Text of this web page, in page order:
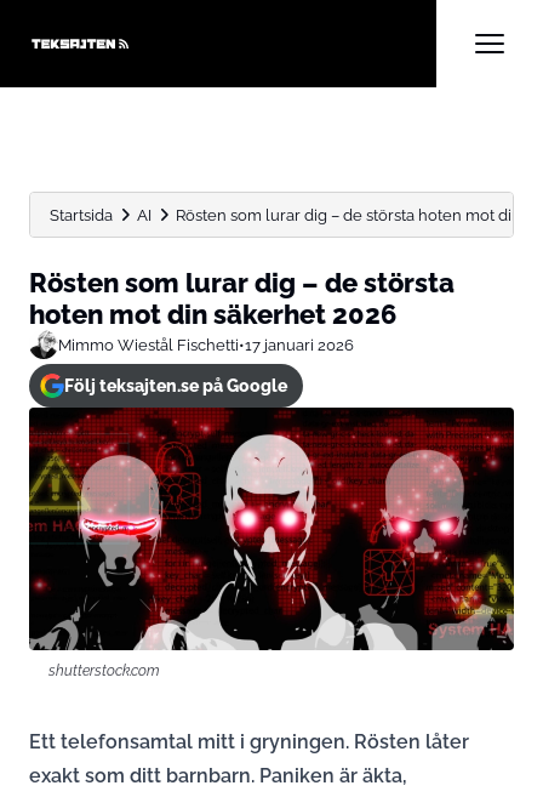
Startsida AI Rösten som lurar dig – de största hoten mot din...
Rösten som lurar dig – de största
hoten mot din säkerhet 2026
Mimmo Wiestål Fischetti•17 januari 2026
Följ teksajten.se på Google
shutterstock.com
Ett telefonsamtal mitt i gryningen. Rösten låter
exakt som ditt barnbarn. Paniken är äkta,